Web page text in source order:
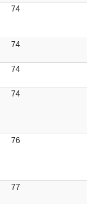
74
74
74
74
76
77